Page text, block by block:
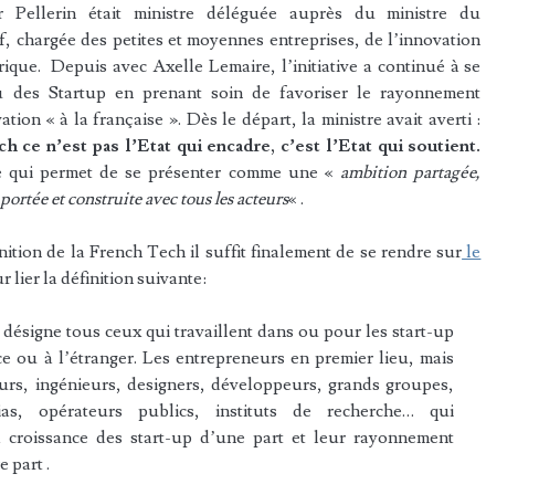
Pellerin était ministre déléguée auprès du ministre du
chargée des petites et moyennes entreprises, de l’innovation
Depuis avec Axelle Lemaire, l’initiative a continué à se
des Startup en prenant soin de favoriser le rayonnement
« à la française ». Dès le départ, la ministre avait averti :
ce n’est pas l’Etat qui encadre, c’est l’Etat qui soutient.
permet de se présenter comme une « ambition partagée,
et construite avec tous les acteurs« .
de la French Tech il suffit finalement de se rendre sur le
lier la définition suivante:
tous ceux qui travaillent dans ou pour les start-up
ou à l’étranger. Les entrepreneurs en premier lieu, mais
ingénieurs, designers, développeurs, grands groupes,
opérateurs publics, instituts de recherche… qui
croissance des start-up d’une part et leur rayonnement
part .